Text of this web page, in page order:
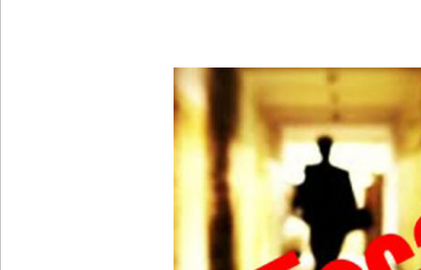
முழுமையான கட்டுப்பாட்டுக்குள் வந்த மெகசின் சிறை!
ஹிருணிகாவின் சிறைத் தண்டனைக்கு எதிரான